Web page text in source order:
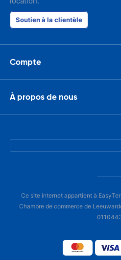
Soutien à la clientèle
Compte
À propos de nous
Ce site internet appartient à
Chambre de commerce de